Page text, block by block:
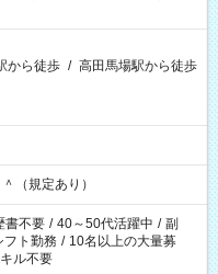
から徒歩 / 高田馬場駅から徒歩
（規定あり）
書不要 / 40～50代活躍中 / 副
フト勤務 / 10名以上の大量募
ル不要